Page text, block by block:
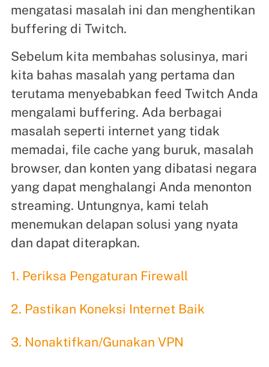
mengatasi masalah ini dan menghentikan
buffering di Twitch.
Sebelum kita membahas solusinya, mari
kita bahas masalah yang pertama dan
terutama menyebabkan feed Twitch Anda
mengalami buffering. Ada berbagai
masalah seperti internet yang tidak
memadai, file cache yang buruk, masalah
browser, dan konten yang dibatasi negara
yang dapat menghalangi Anda menonton
streaming. Untungnya, kami telah
menemukan delapan solusi yang nyata
dan dapat diterapkan.
1. Periksa Pengaturan Firewall
2. Pastikan Koneksi Internet Baik
3. Nonaktifkan/Gunakan VPN